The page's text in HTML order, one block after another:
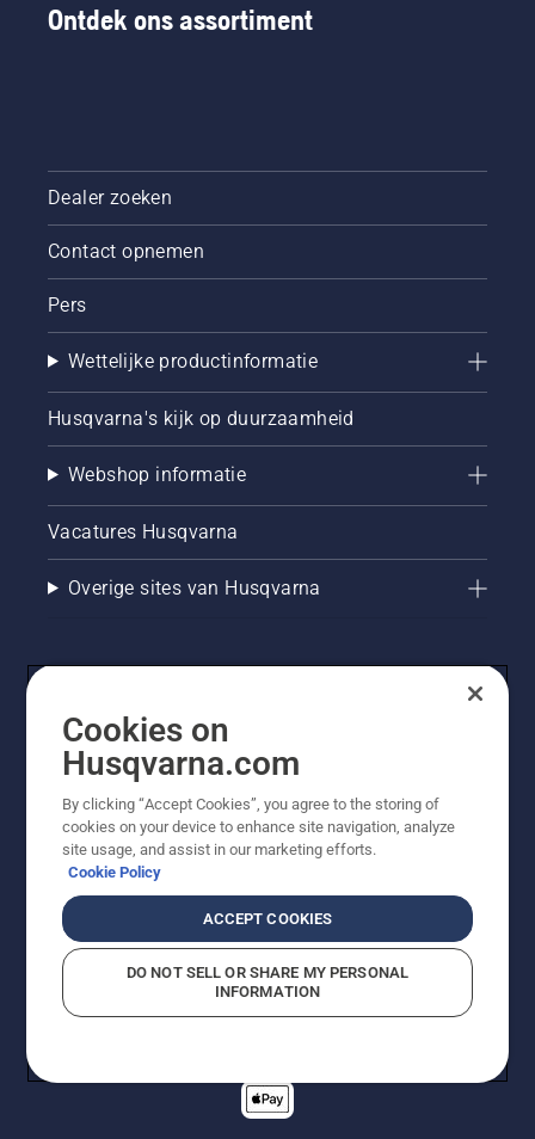
Ontdek ons assortiment
Dealer zoeken
Contact opnemen
Pers
Wettelijke productinformatie
Husqvarna's kijk op duurzaamheid
Webshop informatie
Vacatures Husqvarna
Overige sites van Husqvarna
© Husqvarna AB (publ). Alle rechten voorbehouden. De
getoonde prijzen zijn consumentenadviesprijzen. Alle
tenzij het product beschikbaar is voor directe aankoop.
Cookiebeleid
Imprint
Meld vermoedelijke schendingen
Cookies on
Husqvarna.com
By clicking “Accept Cookies”, you agree to the storing of
cookies on your device to enhance site navigation, analyze
site usage, and assist in our marketing efforts.
Cookie Policy
ACCEPT COOKIES
DO NOT SELL OR SHARE MY PERSONAL
INFORMATION